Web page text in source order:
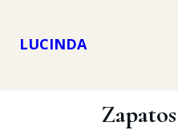
LUCINDA